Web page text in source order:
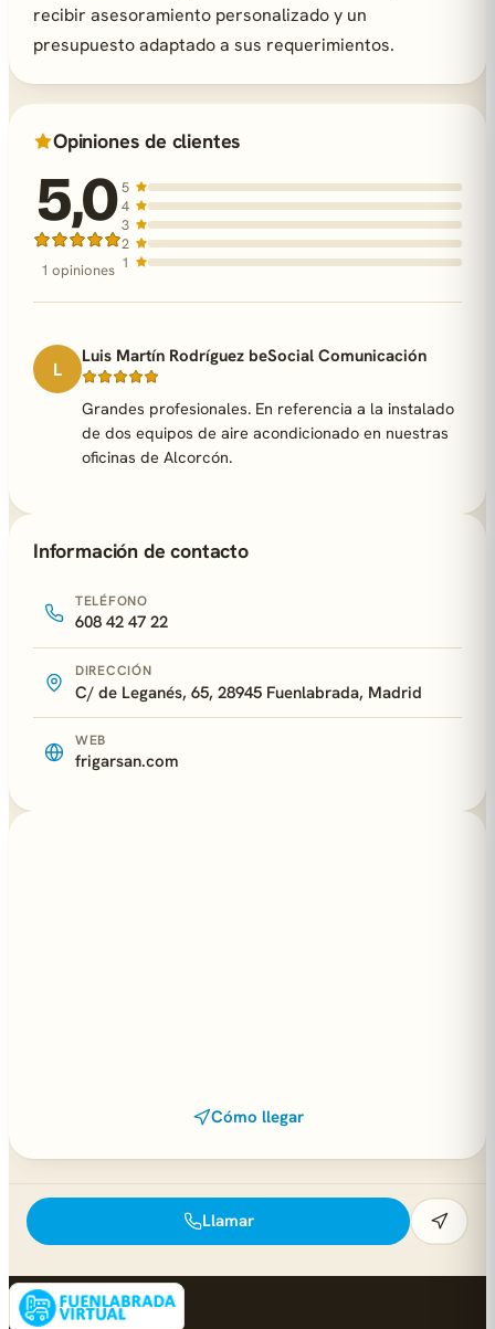
recibir asesoramiento personalizado y un
presupuesto adaptado a sus requerimientos.
Opiniones de clientes
5,0
1 opiniones
5
4
3
2
1
L
Luis Martín Rodríguez beSocial Comunicación
Grandes profesionales. En referencia a la instalado
de dos equipos de aire acondicionado en nuestras
oficinas de Alcorcón.
Información de contacto
TELÉFONO
608 42 47 22
DIRECCIÓN
C/ de Leganés, 65, 28945 Fuenlabrada, Madrid
WEB
frigarsan.com
Cómo llegar
Llamar